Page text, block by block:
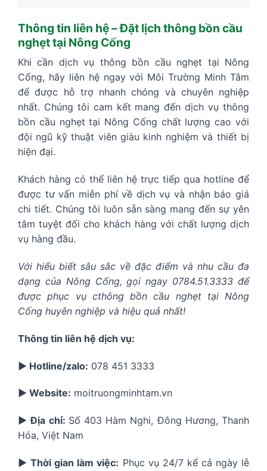
Thông tin liên hệ – Đặt lịch thông bồn cầu
nghẹt tại Nông Cống
Khi cần dịch vụ thông bồn cầu nghẹt tại Nông
Cống, hãy liên hệ ngay với Môi Trường Minh Tâm
để được hỗ trợ nhanh chóng và chuyên nghiệp
nhất. Chúng tôi cam kết mang đến dịch vụ thông
bồn cầu nghẹt tại Nông Cống chất lượng cao với
đội ngũ kỹ thuật viên giàu kinh nghiệm và thiết bị
hiện đại.
Khách hàng có thể liên hệ trực tiếp qua hotline để
được tư vấn miễn phí về dịch vụ và nhận báo giá
chi tiết. Chúng tôi luôn sẵn sàng mang đến sự yên
tâm tuyệt đối cho khách hàng với chất lượng dịch
vụ hàng đầu.
Với hiểu biết sâu sắc về đặc điểm và nhu cầu đa
dạng của Nông Cống, gọi ngay 0784.51.3333 để
được phục vụ cthông bồn cầu nghẹt tại Nông
Cống huyên nghiệp và hiệu quả nhất!
Thông tin liên hệ dịch vụ:
▶️ Hotline/zalo: 078 451 3333
▶️ Website: moitruongminhtam.vn
▶️ Địa chỉ: Số 403 Hàm Nghi, Đông Hương, Thanh
Hóa, Việt Nam
▶️ Thời gian làm việc: Phục vụ 24/7 kể cả ngày lễ